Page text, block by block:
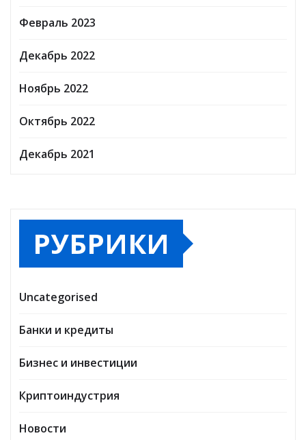
Февраль 2023
Декабрь 2022
Ноябрь 2022
Октябрь 2022
Декабрь 2021
РУБРИКИ
Uncategorised
Банки и кредиты
Бизнес и инвестиции
Криптоиндустрия
Новости